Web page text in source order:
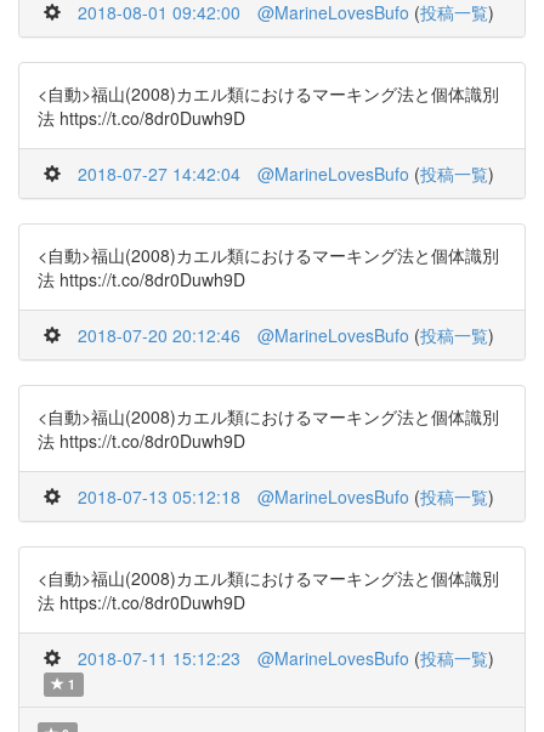
2018-08-01 09:42:00 @MarineLovesBufo (投稿一覧)
<自動>福山(2008)カエル類におけるマーキング法と個体識別
法 https://t.co/8dr0Duwh9D
2018-07-27 14:42:04 @MarineLovesBufo (投稿一覧)
<自動>福山(2008)カエル類におけるマーキング法と個体識別
法 https://t.co/8dr0Duwh9D
2018-07-20 20:12:46 @MarineLovesBufo (投稿一覧)
<自動>福山(2008)カエル類におけるマーキング法と個体識別
法 https://t.co/8dr0Duwh9D
2018-07-13 05:12:18 @MarineLovesBufo (投稿一覧)
<自動>福山(2008)カエル類におけるマーキング法と個体識別
法 https://t.co/8dr0Duwh9D
2018-07-11 15:12:23 @MarineLovesBufo (投稿一覧)
1